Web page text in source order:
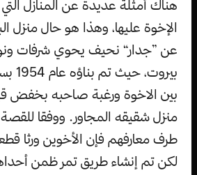
هناك أمثلة عديدة عن المنازل
الإخوة عليها، وهذا هو حال منزل
عن ”جدار“ نحيف يحوي شرفات
بين الاخوة ورغبة صاحبه بخفض
منزل شقيقه المجاور. ووفقا
طرف معارفهم فإن الأخوين ورثا
لكن تم إنشاء طريق تمر ظمن